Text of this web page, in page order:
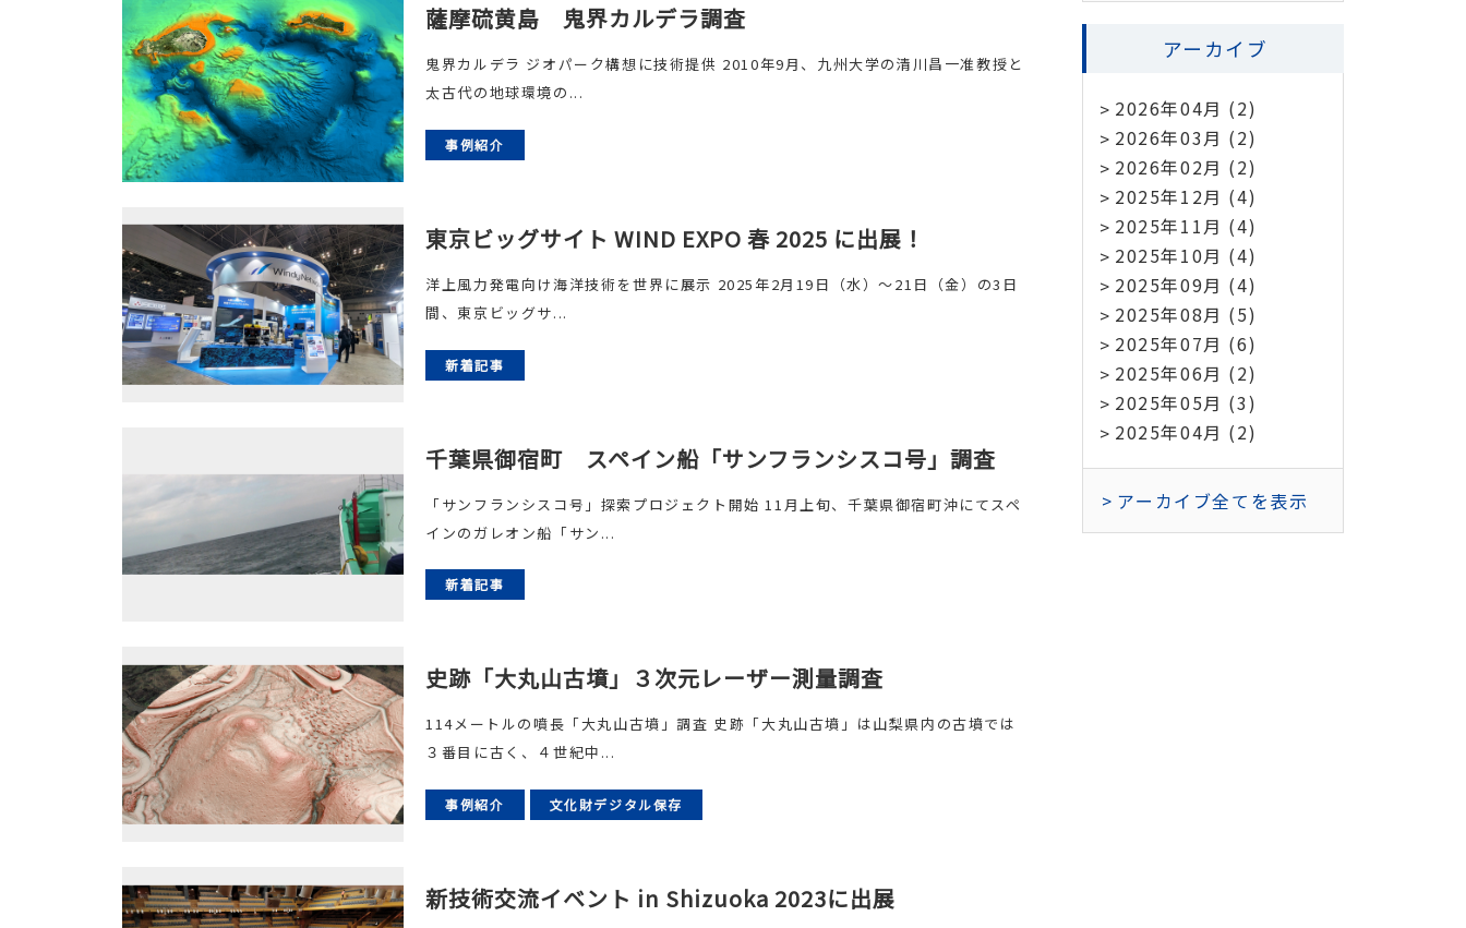
薩摩硫黄島 鬼界カルデラ調査
⻤界カルデラ ジオパーク構想に技術提供 2010年9月、九州大学の清川昌一准教授と
太古代の地球環境の...
事例紹介
東京ビッグサイト WIND EXPO 春 2025 に出展！
洋上風力発電向け海洋技術を世界に展示 2025年2月19日（水）～21日（金）の3日
間、東京ビッグサ...
新着記事
千葉県御宿町 スペイン船「サンフランシスコ号」調査
「サンフランシスコ号」探索プロジェクト開始 11月上旬、千葉県御宿町沖にてスペ
インのガレオン船「サン...
新着記事
史跡「大丸山古墳」３次元レーザー測量調査
114メートルの噴長「大丸山古墳」調査 史跡「大丸山古墳」は山梨県内の古墳では
３番目に古く、４世紀中...
事例紹介 文化財デジタル保存
新技術交流イベント in Shizuoka 2023に出展
アーカイブ
2026年04月 (2)
2026年03月 (2)
2026年02月 (2)
2025年12月 (4)
2025年11月 (4)
2025年10月 (4)
2025年09月 (4)
2025年08月 (5)
2025年07月 (6)
2025年06月 (2)
2025年05月 (3)
2025年04月 (2)
アーカイブ全てを表示